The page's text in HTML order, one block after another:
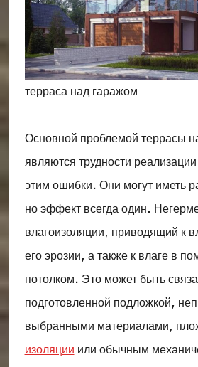
терраса над гаражом
Основной проблемой террасы
являются трудности
этим ошибки. Они могут иметь
но эффект всегда один.
влагоизоляции, приводящий к
его эрозии, а также к влаге в
потолком. Это может быть
подготовленной подложкой,
выбранными материалами,
изоляции или обычным